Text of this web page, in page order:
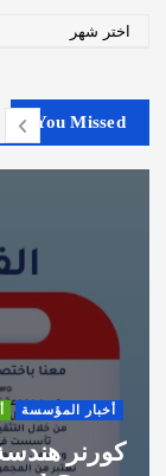
You Missed
أخبار المؤسسة